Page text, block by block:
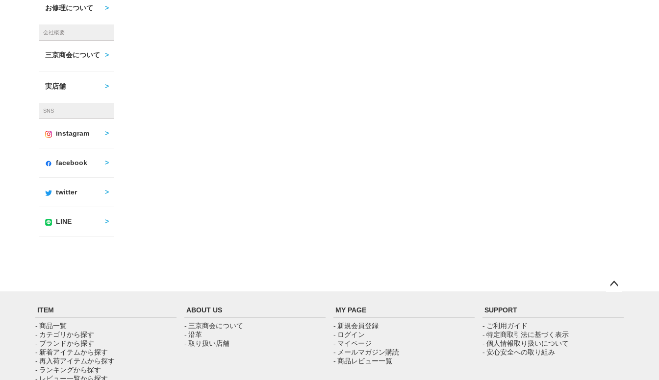
お修理について
会社概要
三京商会について
実店舗
SNS
instagram
facebook
twitter
LINE
ップ
ITEM
- 商品一覧
- カテゴリから探す
- ブランドから探す
- 新着アイテムから探す
- 再入荷アイテムから探す
- ランキングから探す
ABOUT US
- 三京商会について
- 沿革
- 取り扱い店舗
MY PAGE
- 新規会員登録
- ログイン
- マイページ
- メールマガジン購読
- 商品レビュー一覧
SUPPORT
- ご利用ガイド
- 特定商取引法に基づく表示
- 個人情報取り扱いについて
- 安心安全への取り組み